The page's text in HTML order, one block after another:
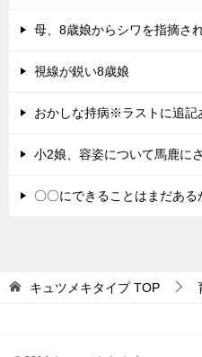
母、8歳娘からシワを指摘さ
視線が鋭い8歳娘
おかしな持病※ラストに追記
小2娘、容姿について馬鹿に
〇〇にできることはまだある
キュツメキタイプTOP